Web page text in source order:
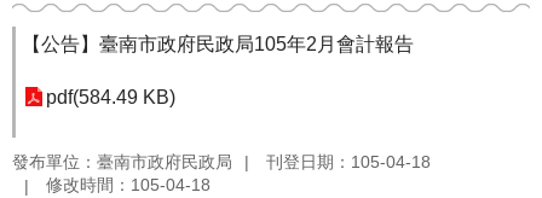
【公告】臺南市政府民政局105年2月會計報告
pdf(584.49 KB)
發布單位：臺南市政府民政局
刊登日期：105-04-18
修改時間：105-04-18